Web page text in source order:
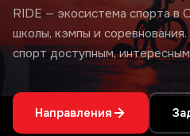
RIDE — экосистема спорта в
школы, кэмпы и
спорт доступным,
Направления